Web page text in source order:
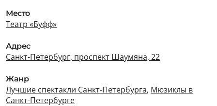
Место
Театр «Буфф»
Адрес
Санкт-Петербург, проспект Шаумяна, 22
Жанр
Лучшие спектакли Санкт-Петербурга, Мюзиклы в
Санкт-Петербурге